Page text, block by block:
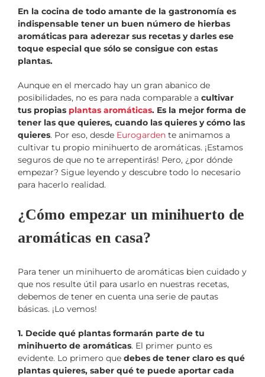
En la cocina de todo amante de la gastronomía es
indispensable tener un buen número de hierbas
aromáticas para aderezar sus recetas y darles ese
toque especial que sólo se consigue con estas
plantas.
Aunque en el mercado hay un gran abanico de
posibilidades, no es para nada comparable a cultivar
tus propias plantas aromáticas. Es la mejor forma de
tener las que quieres, cuando las quieres y cómo las
quieres. Por eso, desde Eurogarden te animamos a
cultivar tu propio minihuerto de aromáticas. ¡Estamos
seguros de que no te arrepentirás! Pero, ¿por dónde
empezar? Sigue leyendo y descubre todo lo necesario
para hacerlo realidad.
¿Cómo empezar un minihuerto de
aromáticas en casa?
Para tener un minihuerto de aromáticas bien cuidado y
que nos resulte útil para usarlo en nuestras recetas,
debemos de tener en cuenta una serie de pautas
básicas. ¡Lo vemos!
1. Decide qué plantas formarán parte de tu
minihuerto de aromáticas. El primer punto es
evidente. Lo primero que debes de tener claro es qué
plantas quieres, saber qué te puede aportar cada